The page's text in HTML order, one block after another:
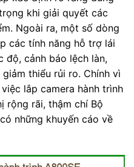
khi giải quyết các
Ngoài ra, một số dòng
các tính năng hỗ trợ lái
độ, cảnh báo lệch làn,
thiểu rủi ro. Chính vì
lắp camera hành trình
rộng rãi, thậm chí Bộ
những khuyến cáo về